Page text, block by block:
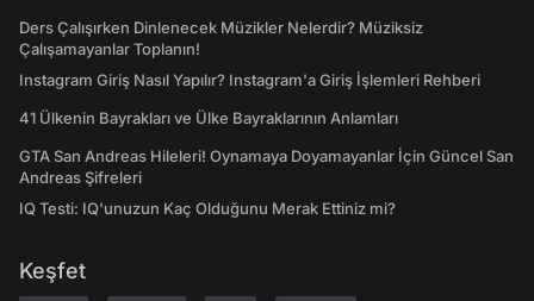
Ders Çalışırken Dinlenecek Müzikler Nelerdir? Müziksiz
Çalışamayanlar Toplanın!
Instagram Giriş Nasıl Yapılır? Instagram'a Giriş İşlemleri Rehberi
41 Ülkenin Bayrakları ve Ülke Bayraklarının Anlamları
GTA San Andreas Hileleri! Oynamaya Doyamayanlar İçin Güncel San
Andreas Şifreleri
IQ Testi: IQ'unuzun Kaç Olduğunu Merak Ettiniz mi?
Keşfet